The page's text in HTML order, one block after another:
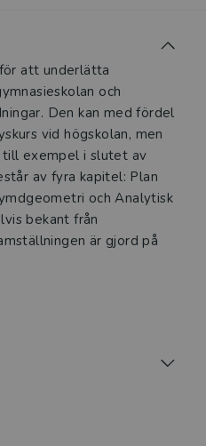
att underlätta
och
Den kan med fördel
vid högskolan, men
till exempel i slutet av
av fyra kapitel: Plan
och Analytisk
bekant från
är gjord på